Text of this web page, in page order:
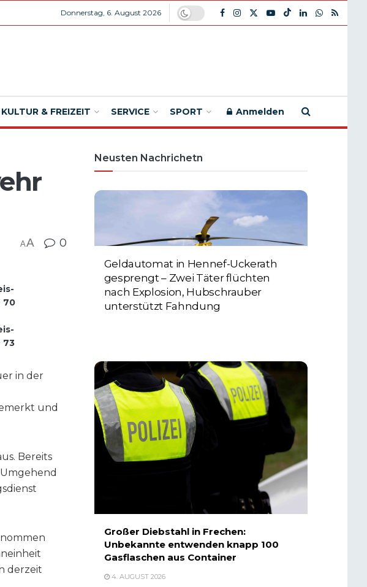
Donnerstag, 6. August 2026
KULTUR & FREIZEIT SERVICE SPORT Anmelden
AA 0
70
73
in der
und
Bereits
derzeit
Neusten Nachrichetn
Geldautomat in Hennef-Uckerath
gesprengt – Zwei Täter flüchten
nach Explosion, Hubschrauber
unterstützt Fahndung
Großer Diebstahl in Frechen:
Unbekannte entwenden knapp 100
Gasflaschen aus Container
4. AUGUST 2026